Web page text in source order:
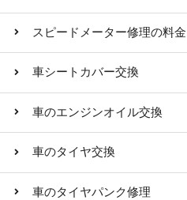
スピードメーター修理の料金
車シートカバー交換
車のエンジンオイル交換
車のタイヤ交換
車のタイヤパンク修理